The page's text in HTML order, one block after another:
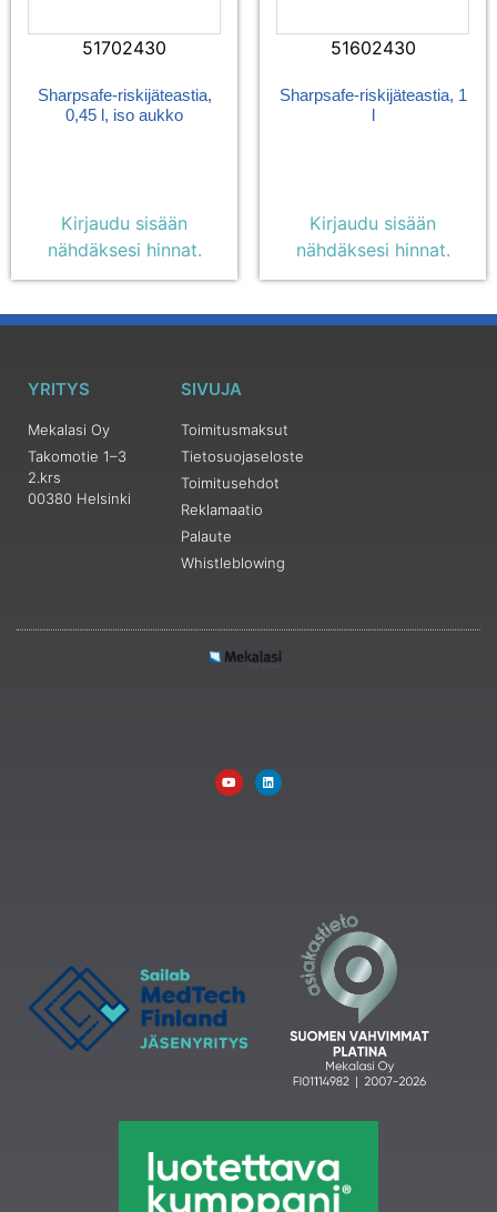
51702430
Sharpsafe-riskijäteastia,
0,45 l, iso aukko
Kirjaudu sisään
nähdäksesi hinnat.
51602430
Sharpsafe-riskijäteastia, 1
l
Kirjaudu sisään
nähdäksesi hinnat.
YRITYS
Mekalasi Oy
Takomotie 1–3
2.krs
00380 Helsinki
SIVUJA
Toimitusmaksut
Tietosuojaseloste
Toimitusehdot
Reklamaatio
Palaute
Whistleblowing